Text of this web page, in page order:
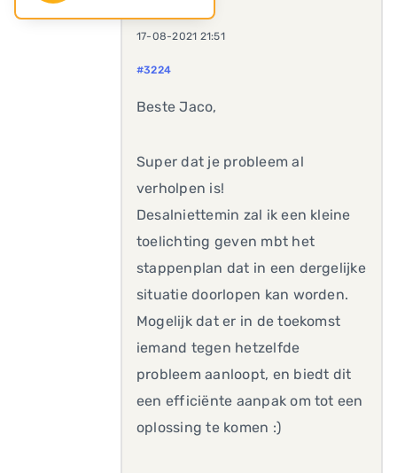
17-08-2021 21:51
#3224
Beste Jaco,
Super dat je probleem al
verholpen is!
Desalniettemin zal ik een kleine
toelichting geven mbt het
stappenplan dat in een dergelijke
situatie doorlopen kan worden.
Mogelijk dat er in de toekomst
iemand tegen hetzelfde
probleem aanloopt, en biedt dit
een efficiënte aanpak om tot een
oplossing te komen :)